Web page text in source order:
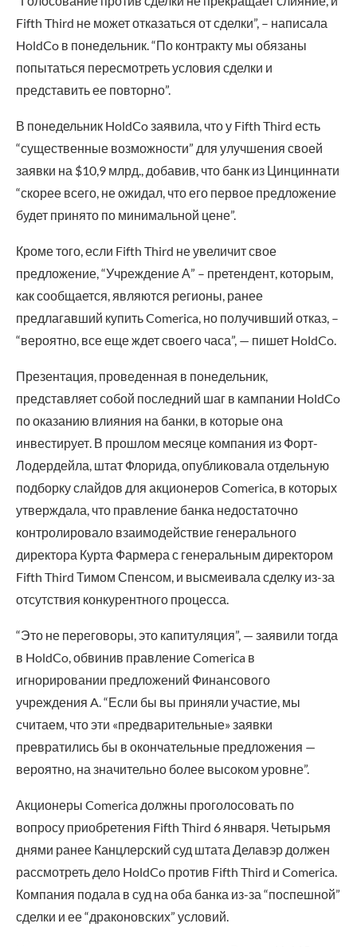
Fifth Third не может отказаться от сделки”, – написала
HoldCo в понедельник. “По контракту мы обязаны
попытаться пересмотреть условия сделки и
представить ее повторно”.
В понедельник HoldCo заявила, что у Fifth Third есть
“существенные возможности” для улучшения своей
заявки на $10,9 млрд., добавив, что банк из Цинциннати
“скорее всего, не ожидал, что его первое предложение
будет принято по минимальной цене”.
Кроме того, если Fifth Third не увеличит свое
предложение, “Учреждение А” – претендент, которым,
как сообщается, являются регионы, ранее
предлагавший купить Comerica, но получивший отказ, –
“вероятно, все еще ждет своего часа”, — пишет HoldCo.
Презентация, проведенная в понедельник,
представляет собой последний шаг в кампании HoldCo
по оказанию влияния на банки, в которые она
инвестирует. В прошлом месяце компания из Форт-
Лодердейла, штат Флорида, опубликовала отдельную
подборку слайдов для акционеров Comerica, в которых
утверждала, что правление банка недостаточно
контролировало взаимодействие генерального
директора Курта Фармера с генеральным директором
Fifth Third Тимом Спенсом, и высмеивала сделку из-за
отсутствия конкурентного процесса.
“Это не переговоры, это капитуляция”, — заявили тогда
в HoldCo, обвинив правление Comerica в
игнорировании предложений Финансового
учреждения A. “Если бы вы приняли участие, мы
считаем, что эти «предварительные» заявки
превратились бы в окончательные предложения —
вероятно, на значительно более высоком уровне”.
Акционеры Comerica должны проголосовать по
вопросу приобретения Fifth Third 6 января. Четырьмя
днями ранее Канцлерский суд штата Делавэр должен
рассмотреть дело HoldCo против Fifth Third и Comerica.
Компания подала в суд на оба банка из-за “поспешной”
сделки и ее “драконовских” условий.